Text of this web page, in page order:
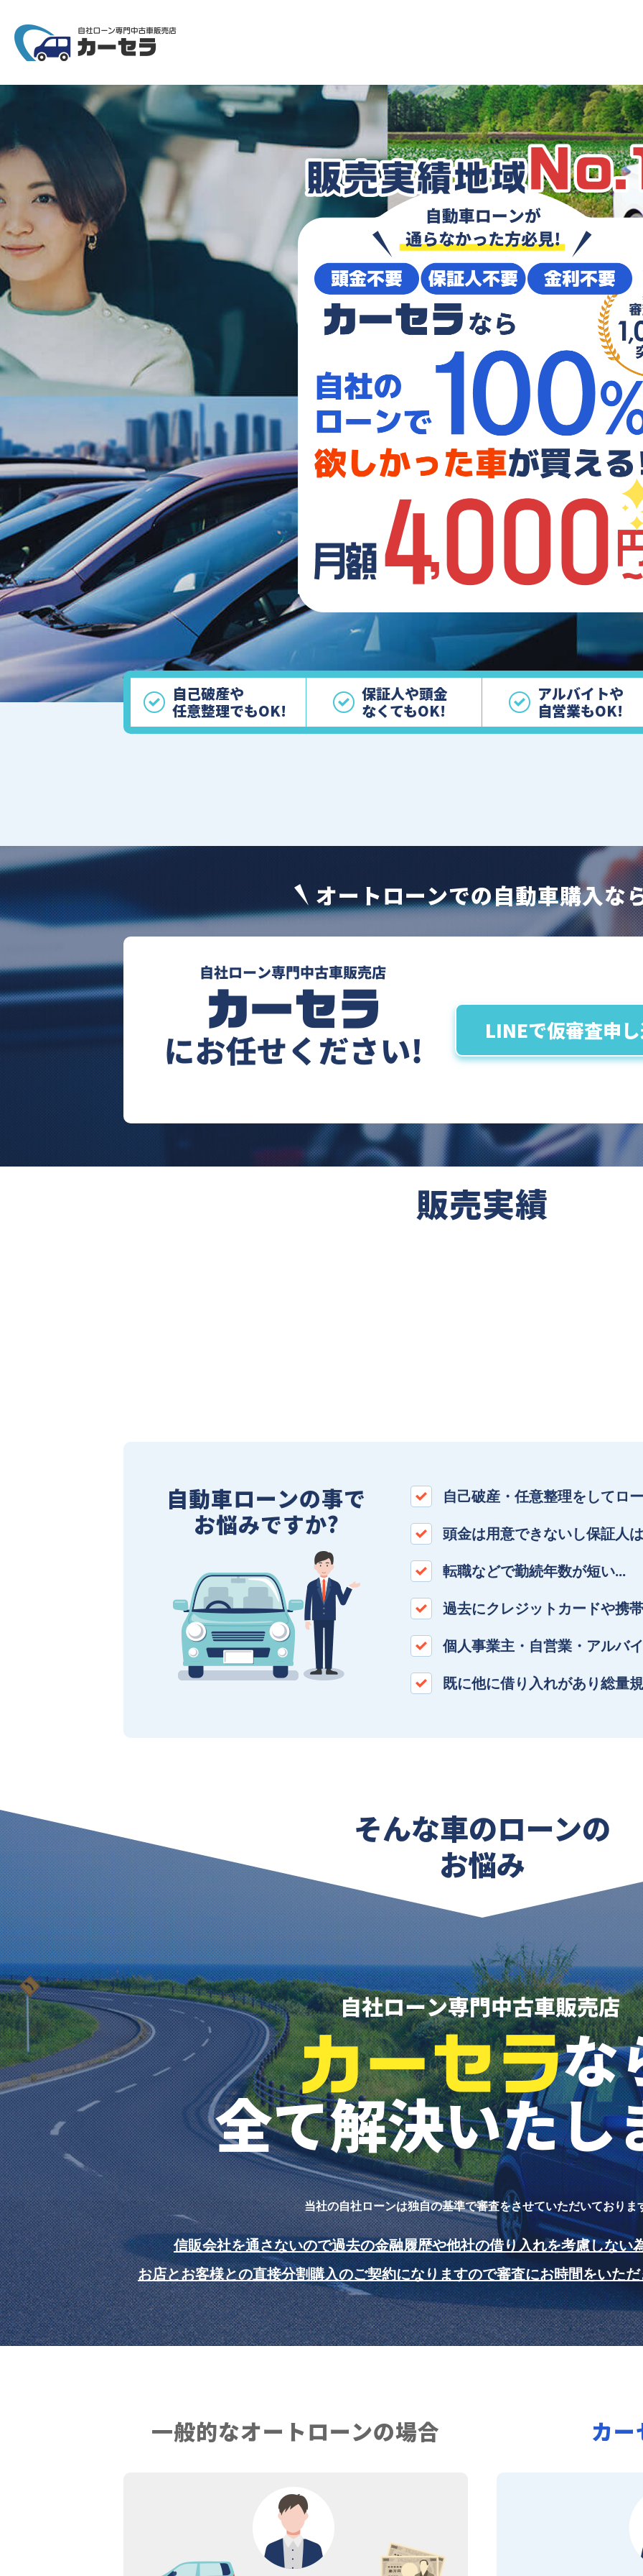
自己破産や
任意整理でもOK!
保証人や頭金
なくてもOK!
アルバイトや
自営業もOK!
オートローンでの自動車購入な
LINEで仮審査申
販売実績
自動車ローンの事で
お悩みですか?
自己破産・任意整理をしてロ
頭金は用意できないし保証人
転職などで勤続年数が短い…
過去にクレジットカードや携
個人事業主・自営業・アルバ
既に他に借り入れがあり総量
そんな車のローンの
お悩み
当社の自社ローンは独自の基準で審査をさせていただいておりま
信販会社を通さないので過去の金融履歴や他社の借り入れを考慮しない
お店とお客様との直接分割購入のご契約になりますので審査にお時間をいた
一般的なオートローンの場合 カ